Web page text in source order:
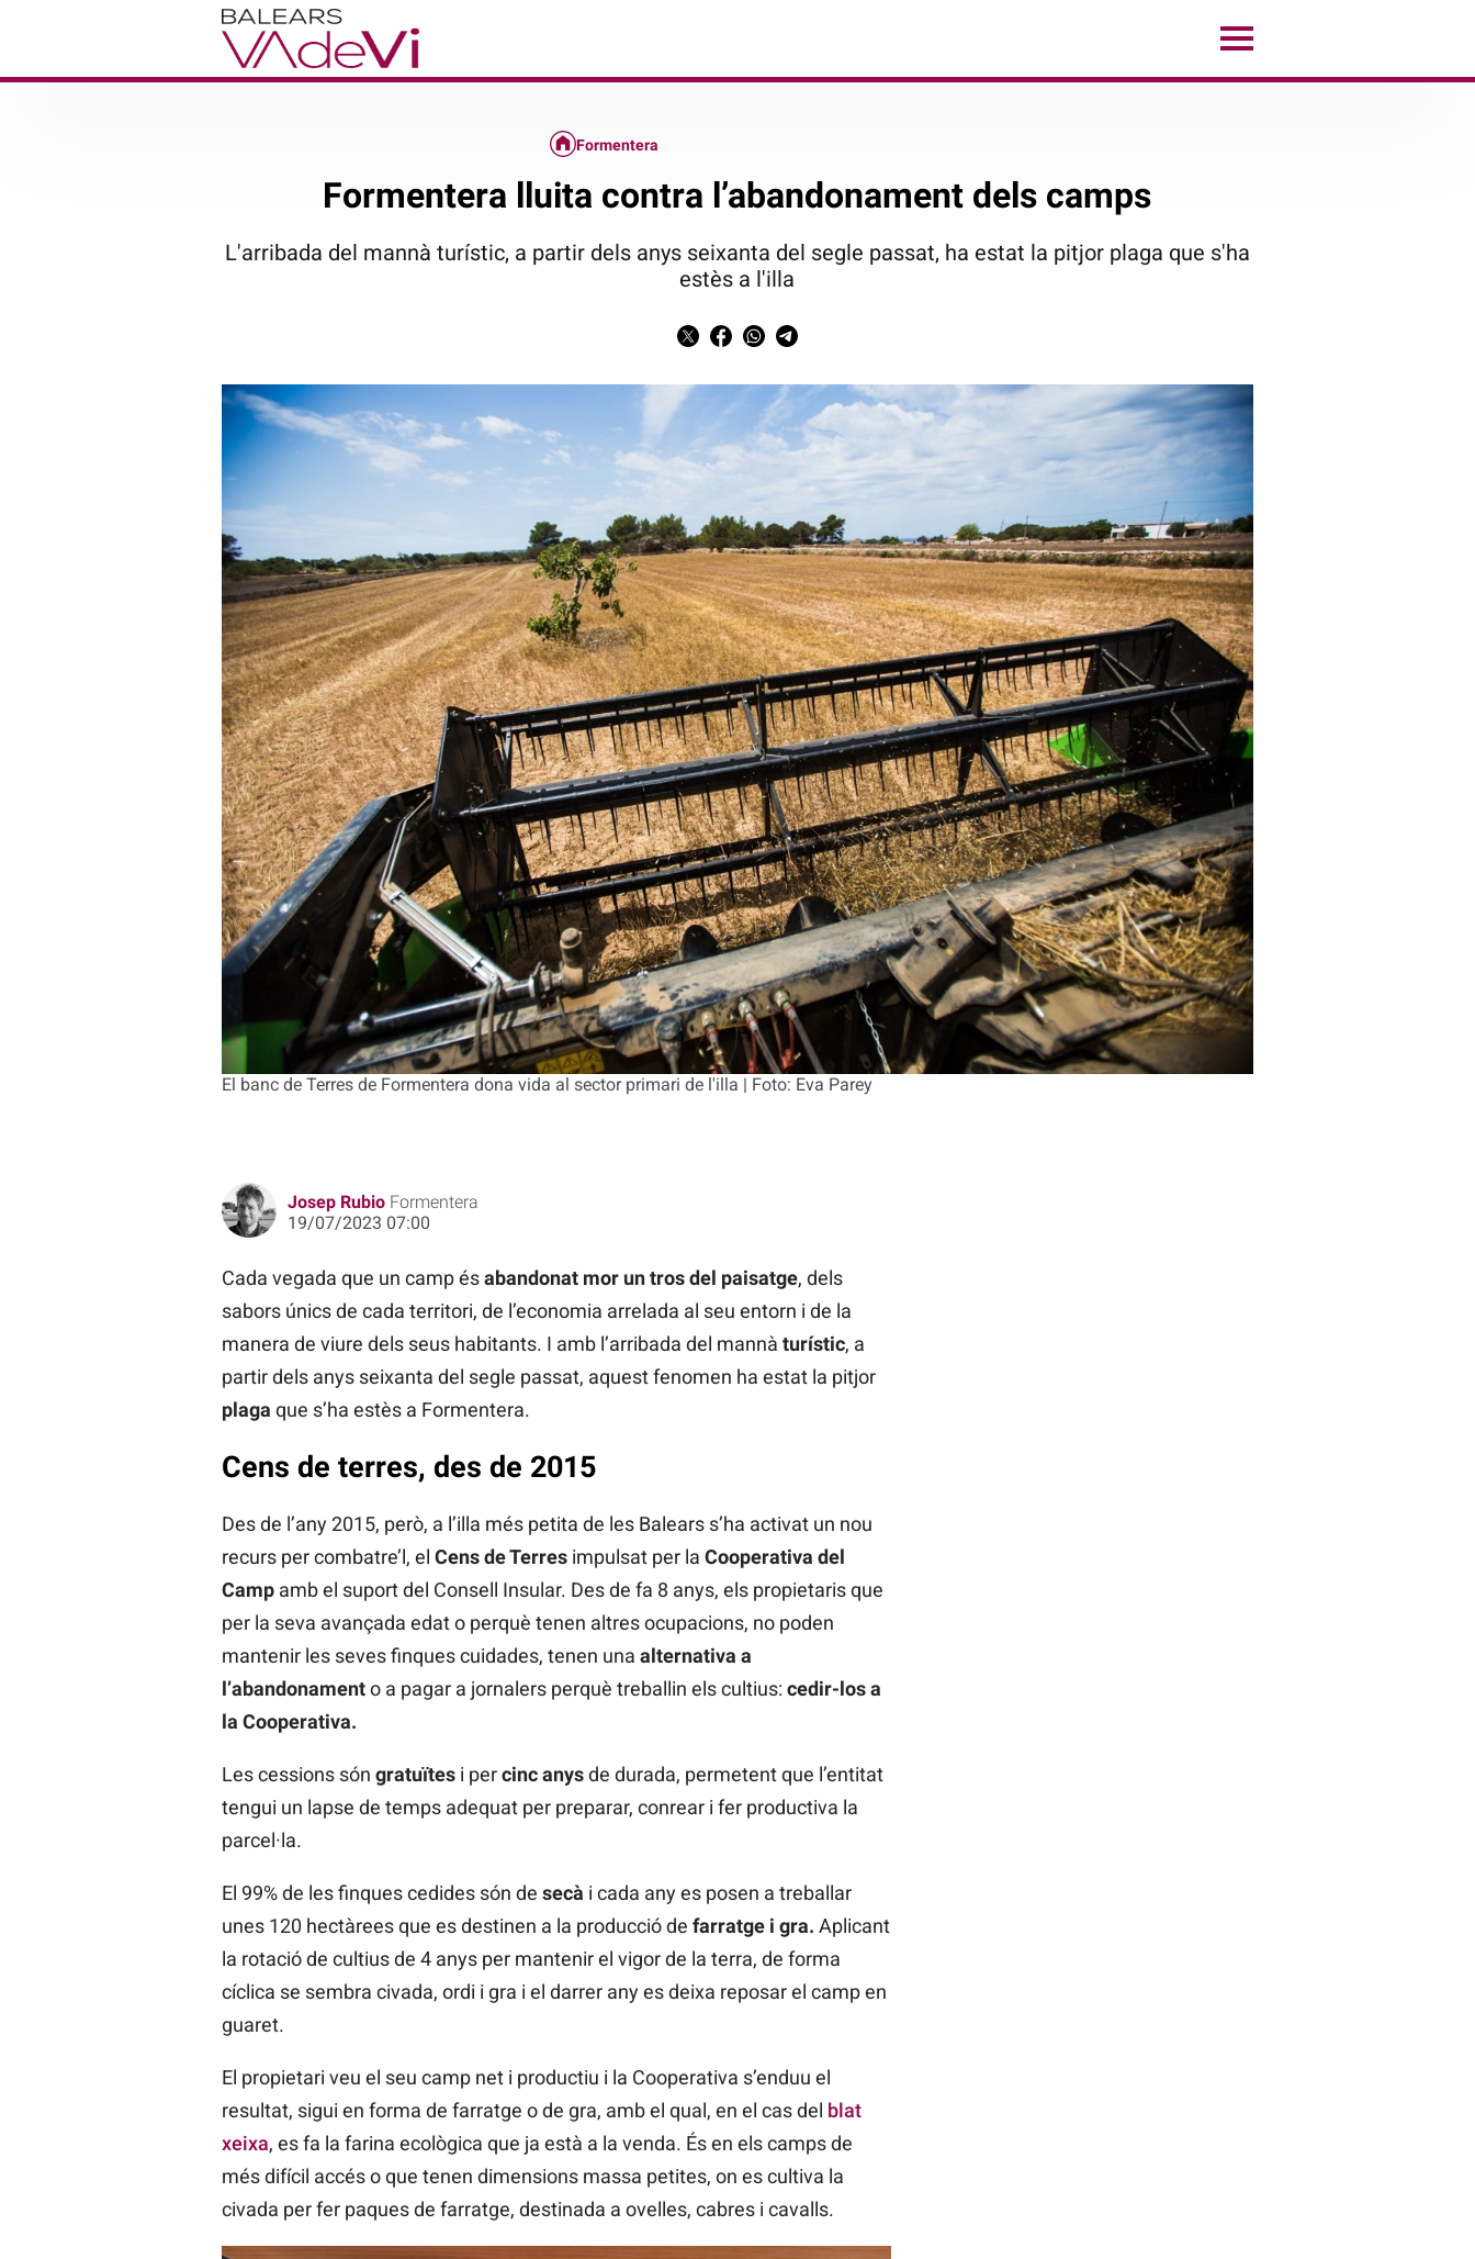
El banc de Terres de Formentera dona vida al sector primari de l'illa | Foto: Eva Parey
Formentera
Formentera lluita contra l’abandonament dels camps
L'arribada del mannà turístic, a partir dels anys seixanta del segle passat, ha estat la pitjor plaga que s'ha
estès a l'illa
Josep Rubio Formentera
19/07/2023 07:00
Cada vegada que un camp ésabandonat mor un tros del paisatge, dels
sabors únics de cada territori, de l’economia arrelada al seu entorn i de la
manera de viure dels seus habitants. I amb l’arribada del mannà turístic, a
partir dels anys seixanta del segle passat, aquest fenomen ha estat la pitjor
plaga que s’ha estès a Formentera.
Cens de terres, des de 2015
Des de l’any 2015, però, a l’illa més petita de les Balears s’ha activat un nou
recurs per combatre’l, el Cens de Terresimpulsat per la Cooperativa del
Campamb el suport del Consell Insular. Des de fa 8 anys, els propietaris que
per la seva avançada edat o perquè tenen altres ocupacions, no poden
mantenir les seves finques cuidades, tenen una alternativa a
l’abandonamento a pagar a jornalers perquè treballin els cultius: cedir-los a
la Cooperativa.
Les cessions són gratuïtesi percinc anysde durada, permetent que l’entitat
tengui un lapse de temps adequat per preparar, conrear i fer productiva la
parcel·la.
El 99% de les finques cedides són de secà i cada any es posen a treballar
unes 120 hectàrees que es destinen a la producció de farratge i gra. Aplicant
la rotació de cultius de 4 anys per mantenir el vigor de la terra, de forma
cíclica se sembra civada, ordi i gra i el darrer any es deixa reposar el camp en
guaret.
El propietari veu el seu camp net i productiu i la Cooperativa s’enduu el
resultat, sigui en forma de farratge o de gra, amb el qual, en el cas del blat
xeixa, es fa la farina ecològica que ja està a la venda. És en els camps de
més difícil accés o que tenen dimensions massa petites, on es cultiva la
civada per fer paques de farratge, destinada a ovelles, cabres i cavalls.